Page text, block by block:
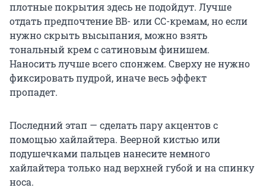
плотные покрытия здесь не подойдут. Лучше
отдать предпочтение BB- или СС-кремам, но если
нужно скрыть высыпания, можно взять
тональный крем с сатиновым финишем.
Наносить лучше всего спонжем. Сверху не нужно
фиксировать пудрой, иначе весь эффект
пропадет.
Последний этап — сделать пару акцентов с
помощью хайлайтера. Веерной кистью или
подушечками пальцев нанесите немного
хайлайтера только над верхней губой и на спинку
носа.